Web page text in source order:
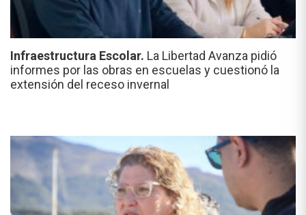
Infraestructura Escolar. La Libertad Avanza pidió
informes por las obras en escuelas y cuestionó la
extensión del receso invernal